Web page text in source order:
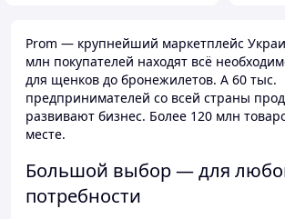
Prom — крупнейший маркетплейс
млн покупателей находят всё
для щенков до бронежилетов. А 60 тыс.
предпринимателей со всей страны
развивают бизнес. Более 120 млн
месте.
Большой выбор — для
потребности